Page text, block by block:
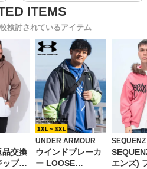
検討されているアイテム
品交換
ップ
UNDER ARMOUR
ウインドブレーカ
ー LOOSE
SEQUENZ
エンズ)